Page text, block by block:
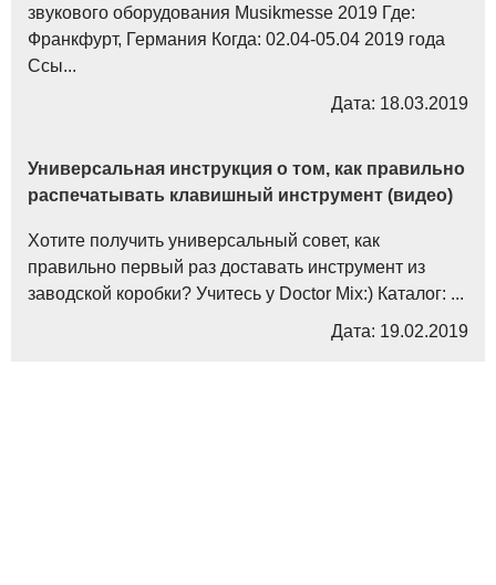
звукового оборудования Musikmesse 2019 Где:
Франкфурт, Германия Когда: 02.04-05.04 2019 года
Ссы...
Дата: 18.03.2019
Универсальная инструкция о том, как правильно
распечатывать клавишный инструмент (видео)
Хотите получить универсальный совет, как
правильно первый раз доставать инструмент из
заводской коробки? Учитесь у Doctor Mix:) Каталог: ...
Дата: 19.02.2019